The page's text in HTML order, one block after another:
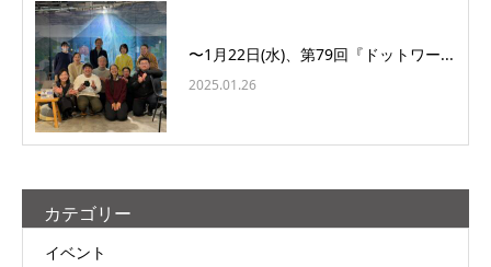
〜1月22日(水)、第79回『ドットワー...
2025.01.26
カテゴリー
イベント